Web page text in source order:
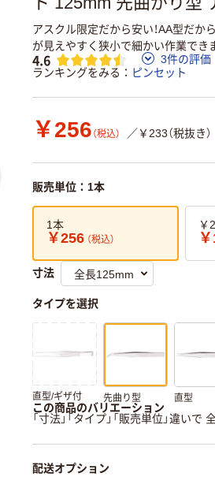
アスクル限定だから安い！AA型だか
が見えやすく狭小で細かい作業でき
4.6 3件の評価
ランキングをみる
ピンセット
￥256 （税込） ／￥233（税抜き）
販売単位：1本
1本
￥256 （税込）
￥
寸法
タイプを選択
直型/ギザ付 先曲り型 直型
この商品のバリエーション
「寸法」「タイプ」「販売単位」違いで
配送オプション